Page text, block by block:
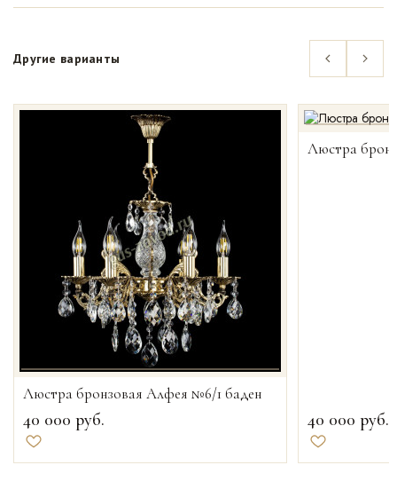
Другие варианты
Люстра бронзовая Алфея №6/1 баден
40 000 руб.
Добавить в избранное
Люстра
40 000 руб.
Добавить в